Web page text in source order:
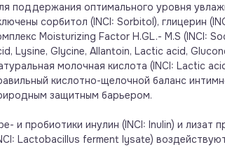
поддержания оптимального уровня
сорбитол (INCI: Sorbitol), глицерин
Moisturizing Factor H.GL.- M.S (INCI:
Lysine, Glycine, Allantoin, Lactic acid,
молочная кислота (INCI: Lactic
кислотно-щелочной баланс
защитным барьером.
и пробиотики инулин (INCI: Inulin) и лизат
Lactobacillus ferment lysate)